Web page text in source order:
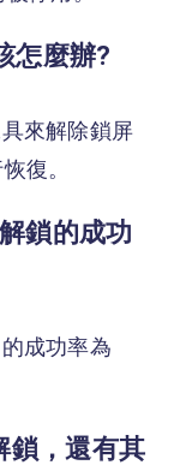
怎麼辦?
來解除鎖屏
復。
鎖的成功
成功率為
鎖，還有其